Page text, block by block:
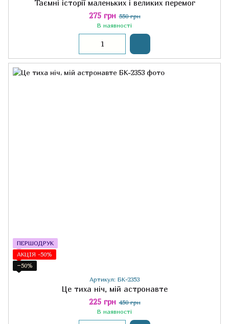
Таємні історії маленьких і великих перемог
275 грн 550 грн
В наявності
ПЕРШОДРУК
АКЦІЯ -50%
−50%
Артикул: БК-2353
Це тиха ніч, мій астронавте
225 грн 450 грн
В наявності